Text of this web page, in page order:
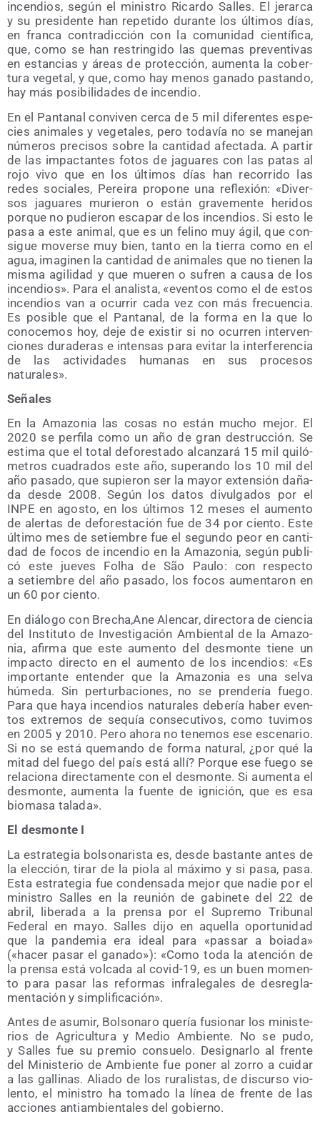
incen­dios, según el minis­tro Ricar­do Salles. El jerar­ca
y su pre­si­den­te han repe­ti­do duran­te los últi­mos días,
en fran­ca con­tra­dic­ción con la comu­ni­dad cien­tí­fi­ca,
que, como se han res­trin­gi­do las que­mas pre­ven­ti­vas
en estan­cias y áreas de pro­tec­ción, aumen­ta la cober­
tu­ra vege­tal, y que, como hay menos gana­do pas­tan­do,
hay más posi­bi­li­da­des de incendio.
En el Pan­ta­nal con­vi­ven cer­ca de 5 mil dife­ren­tes espe­
cies ani­ma­les y vege­ta­les, pero toda­vía no se mane­jan
núme­ros pre­ci­sos sobre la can­ti­dad afec­ta­da. A par­tir
de las impac­tan­tes fotos de jagua­res con las patas al
rojo vivo que en los últi­mos días han reco­rri­do las
redes socia­les, Perei­ra pro­po­ne una refle­xión: «Diver­
sos jagua­res murie­ron o están gra­ve­men­te heri­dos
por­que no pudie­ron esca­par de los incen­dios. Si esto le
pasa a este ani­mal, que es un felino muy ágil, que con­
si­gue mover­se muy bien, tan­to en la tie­rra como en el
agua, ima­gi­nen la can­ti­dad de ani­ma­les que no tie­nen la
mis­ma agi­li­dad y que mue­ren o sufren a cau­sa de los
incen­dios». Para el ana­lis­ta, «even­tos como el de estos
incen­dios van a ocu­rrir cada vez con más fre­cuen­cia.
Es posi­ble que el Pan­ta­nal, de la for­ma en la que lo
cono­ce­mos hoy, deje de exis­tir si no ocu­rren inter­ven­
cio­nes dura­de­ras e inten­sas para evi­tar la inter­fe­ren­cia
de las acti­vi­da­des huma­nas en sus pro­ce­sos
naturales».
Seña­les
En la Ama­zo­nia las cosas no están mucho mejor. El
2020 se per­fi­la como un año de gran des­truc­ción. Se
esti­ma que el total defo­res­ta­do alcan­za­rá 15 mil qui­ló­
me­tros cua­dra­dos este año, superan­do los 10 mil del
año pasa­do, que supie­ron ser la mayor exten­sión daña­
da des­de 2008. Según los datos divul­ga­dos por el
INPE en agos­to, en los últi­mos 12 meses el aumen­to
de aler­tas de defo­res­ta­ción fue de 34 por cien­to. Este
últi­mo mes de setiem­bre fue el segun­do peor en can­ti­
dad de focos de incen­dio en la Ama­zo­nia, según publi­
có este jue­ves Folha de São Pau­lo: con res­pec­to
a setiem­bre del año pasa­do, los focos aumen­ta­ron en
un 60 por ciento.
En diá­lo­go con Brecha,Ane Alen­car, direc­to­ra de cien­cia
del Ins­ti­tu­to de Inves­ti­ga­ción Ambien­tal de la Ama­zo­
nia, afir­ma que este aumen­to del des­mon­te tie­ne un
impac­to direc­to en el aumen­to de los incen­dios: «Es
impor­tan­te enten­der que la Ama­zo­nia es una sel­va
húme­da. Sin per­tur­ba­cio­nes, no se pren­de­ría fue­go.
Para que haya incen­dios natu­ra­les debe­ría haber even­
tos extre­mos de sequía con­se­cu­ti­vos, como tuvi­mos
en 2005 y 2010. Pero aho­ra no tene­mos ese esce­na­rio.
Si no se está que­man­do de for­ma natu­ral, ¿por qué la
mitad del fue­go del país está allí? Por­que ese fue­go se
rela­cio­na direc­ta­men­te con el des­mon­te. Si aumen­ta el
des­mon­te, aumen­ta la fuen­te de igni­ción, que es esa
bio­ma­sa talada».
El des­mon­te I
La estra­te­gia bol­so­na­ris­ta es, des­de bas­tan­te antes de
la elec­ción, tirar de la pio­la al máxi­mo y si pasa, pasa.
Esta estra­te­gia fue con­den­sa­da mejor que nadie por el
minis­tro Salles en la reu­nión de gabi­ne­te del 22 de
abril, libe­ra­da a la pren­sa por el Supre­mo Tri­bu­nal
Fede­ral en mayo. Salles dijo en aque­lla opor­tu­ni­dad
que la pan­de­mia era ideal para «pas­sar a boia­da»
(«hacer pasar el gana­do»): «Como toda la aten­ción de
la pren­sa está vol­ca­da al covid-19, es un buen momen­
to para pasar las refor­mas infra­le­ga­les de des­re­gla­
men­ta­ción y simplificación».
Antes de asu­mir, Bol­so­na­ro que­ría fusio­nar los minis­te­
rios de Agri­cul­tu­ra y Medio Ambien­te. No se pudo,
y Salles fue su pre­mio con­sue­lo. Desig­nar­lo al fren­te
del Minis­te­rio de Ambien­te fue poner al zorro a cui­dar
a las galli­nas. Alia­do de los rura­lis­tas, de dis­cur­so vio­
len­to, el minis­tro ha toma­do la línea de fren­te de las
accio­nes anti­am­bien­ta­les del gobierno.